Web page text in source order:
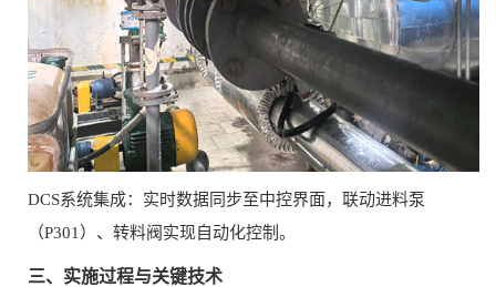
DCS系统集成：实时数据同步至中控界面，联动进料泵
（P301）、转料阀实现自动化控制。
三、实施过程与关键技术